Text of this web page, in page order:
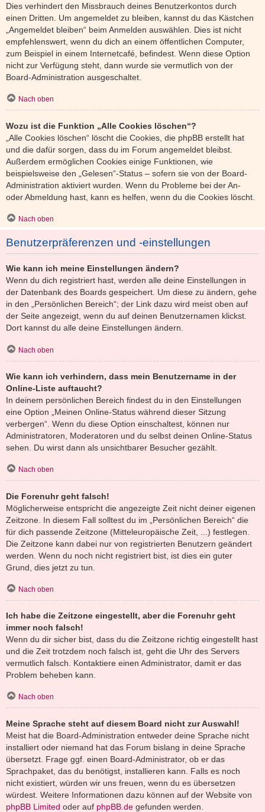
Dies verhindert den Missbrauch deines Benutzerkontos durch
einen Dritten. Um angemeldet zu bleiben, kannst du das Kästchen
„Angemeldet bleiben“ beim Anmelden auswählen. Dies ist nicht
empfehlenswert, wenn du dich an einem öffentlichen Computer,
zum Beispiel in einem Internetcafé, befindest. Wenn diese Option
nicht zur Verfügung steht, dann wurde sie vermutlich von der
Board-Administration ausgeschaltet.
Nach oben
Wozu ist die Funktion „Alle Cookies löschen“?
„Alle Cookies löschen“ löscht die Cookies, die phpBB erstellt hat
und die dafür sorgen, dass du im Forum angemeldet bleibst.
Außerdem ermöglichen Cookies einige Funktionen, wie
beispielsweise den „Gelesen“-Status – sofern sie von der Board-
Administration aktiviert wurden. Wenn du Probleme bei der An-
oder Abmeldung hast, kann es helfen, wenn du die Cookies löscht.
Nach oben
Benutzerpräferenzen und -einstellungen
Wie kann ich meine Einstellungen ändern?
Wenn du dich registriert hast, werden alle deine Einstellungen in
der Datenbank des Boards gespeichert. Um diese zu ändern, gehe
in den „Persönlichen Bereich“; der Link dazu wird meist oben auf
der Seite angezeigt, wenn du auf deinen Benutzernamen klickst.
Dort kannst du alle deine Einstellungen ändern.
Nach oben
Wie kann ich verhindern, dass mein Benutzername in der
Online-Liste auftaucht?
In deinem persönlichen Bereich findest du in den Einstellungen
eine Option „Meinen Online-Status während dieser Sitzung
verbergen“. Wenn du diese Option einschaltest, können nur
Administratoren, Moderatoren und du selbst deinen Online-Status
sehen. Du wirst dann als unsichtbarer Besucher gezählt.
Nach oben
Die Forenuhr geht falsch!
Möglicherweise entspricht die angezeigte Zeit nicht deiner eigenen
Zeitzone. In diesem Fall solltest du im „Persönlichen Bereich“ die
für dich passende Zeitzone (Mitteleuropäische Zeit, ...) festlegen.
Die Zeitzone kann dabei nur von registrierten Benutzern geändert
werden. Wenn du noch nicht registriert bist, ist dies ein guter
Grund, dies jetzt zu tun.
Nach oben
Ich habe die Zeitzone eingestellt, aber die Forenuhr geht
immer noch falsch!
Wenn du dir sicher bist, dass du die Zeitzone richtig eingestellt hast
und die Zeit trotzdem noch falsch ist, geht die Uhr des Servers
vermutlich falsch. Kontaktiere einen Administrator, damit er das
Problem beheben kann.
Nach oben
Meine Sprache steht auf diesem Board nicht zur Auswahl!
Meist hat die Board-Administration entweder deine Sprache nicht
installiert oder niemand hat das Forum bislang in deine Sprache
übersetzt. Frage ggf. einen Board-Administrator, ob er das
Sprachpaket, das du benötigst, installieren kann. Falls es noch
nicht existiert, würden wir uns freuen, wenn du es übersetzen
würdest. Weitere Informationen dazu können auf der Website von
phpBB Limited oder auf phpBB.de gefunden werden.